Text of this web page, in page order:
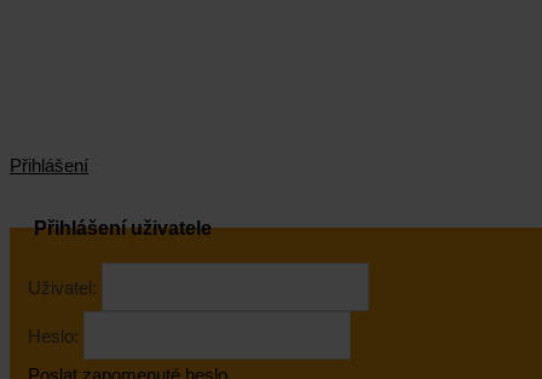
Přihlášení
Přihlášení uživatele
Uživatel:
Heslo:
Poslat zapomenuté heslo